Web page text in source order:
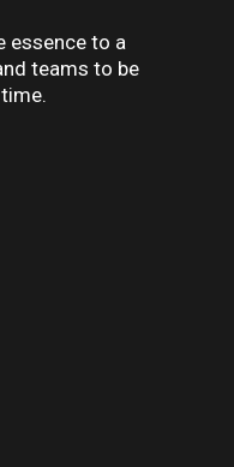
essence to a
teams to be